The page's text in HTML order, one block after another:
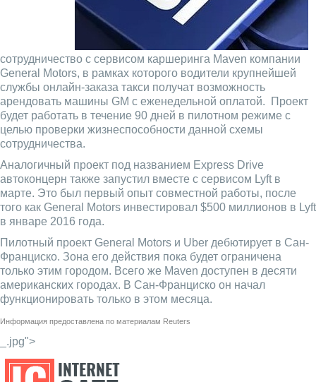
сотрудничество с сервисом каршеринга Maven компании
General Motors, в рамках которого водители крупнейшей
службы онлайн-заказа такси получат возможность
арендовать машины GM с еженедельной оплатой. Проект
будет работать в течение 90 дней в пилотном режиме с
целью проверки жизнеспособности данной схемы
сотрудничества.
Аналогичный проект под названием Express Drive
автоконцерн также запустил вместе с сервисом Lyft в
марте. Это был первый опыт совместной работы, после
того как General Motors инвестировал $500 миллионов в Lyft
в январе 2016 года.
Пилотный проект General Motors и Uber дебютирует в Сан-
Франциско. Зона его действия пока будет ограничена
только этим городом. Всего же Maven доступен в десяти
американских городах. В Сан-Франциско он начал
функционировать только в этом месяца.
Информация предоставлена по материалам Reuters
_.jpg">